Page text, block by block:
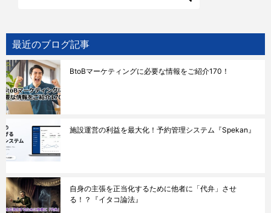
ョ
ン
最近のブログ記事
BtoBマーケティングに必要な情報をご紹介170！
施設運営の利益を最大化！予約管理システム『Spekan』
自身の主張を正当化するために他者に「代弁」させ
る！？『イタコ論法』